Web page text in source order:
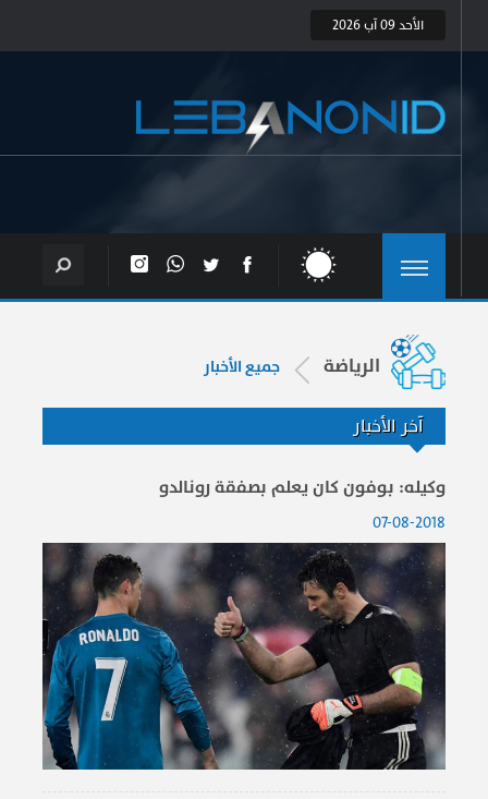
الأحد 09 آب 2026
الرياضة جميع الأخبار
آخر الأخبار
وكيله: بوفون كان يعلم بصفقة رونالدو
07-08-2018